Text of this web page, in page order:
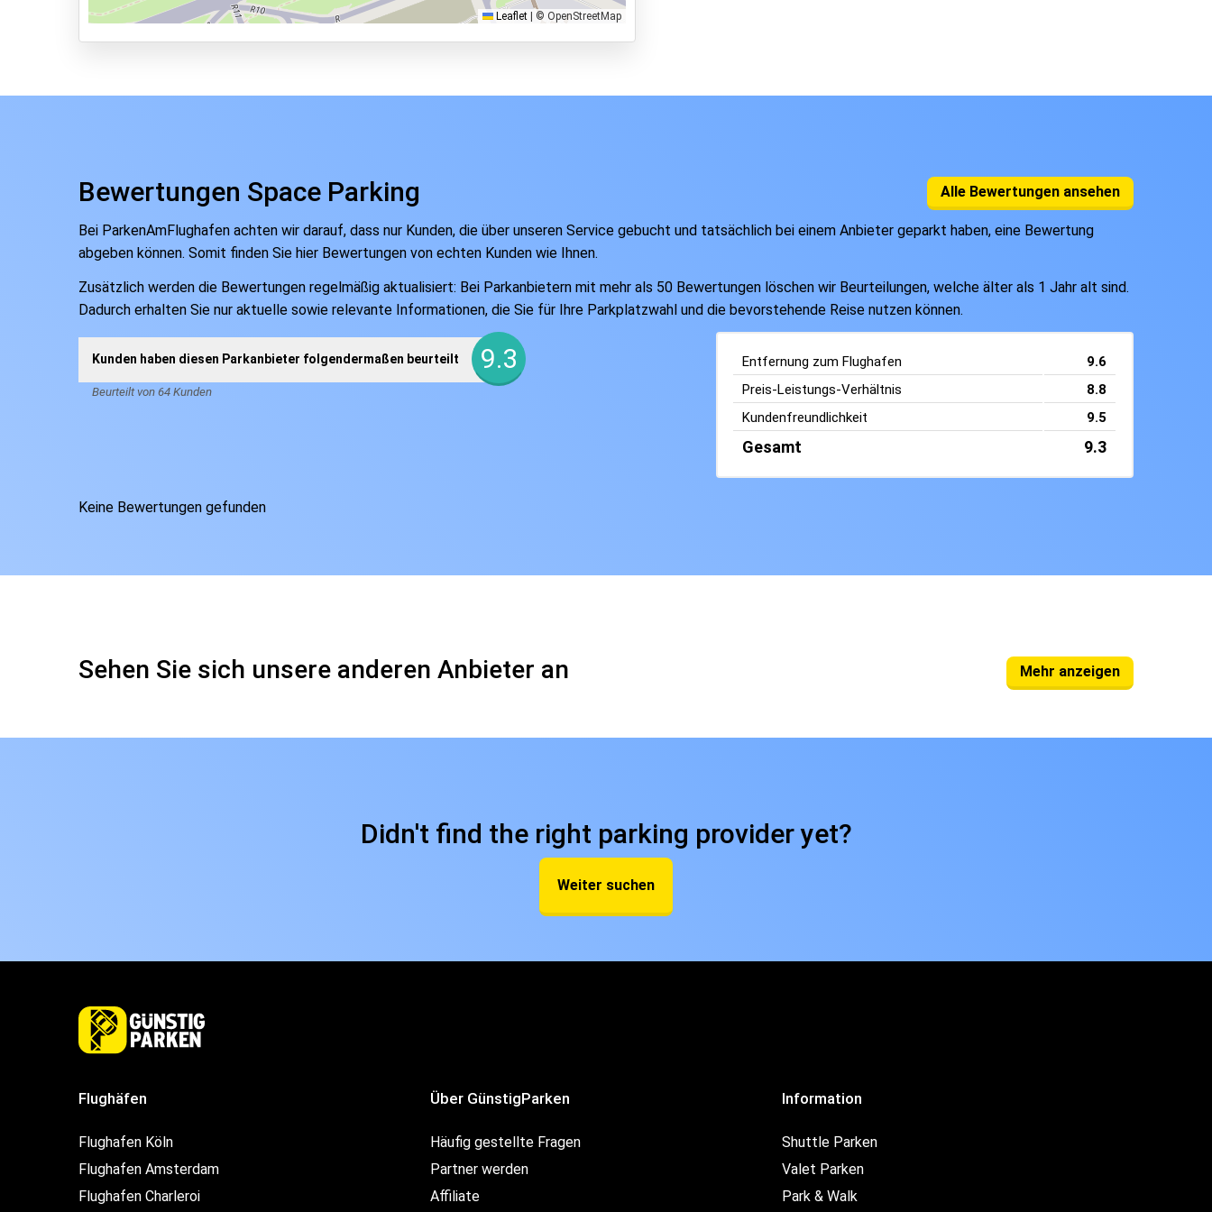
Leaflet © OpenStreetMap
Bewertungen Space Parking Alle Bewertungen ansehen
Bei ParkenAmFlughafen achten wir darauf, dass nur Kunden, die über unseren Service gebucht und tatsächlich bei einem Anbieter geparkt haben, eine Bewertung
abgeben können. Somit finden Sie hier Bewertungen von echten Kunden wie Ihnen.
Zusätzlich werden die Bewertungen regelmäßig aktualisiert: Bei Parkanbietern mit mehr als 50 Bewertungen löschen wir Beurteilungen, welche älter als 1 Jahr alt sind.
Dadurch erhalten Sie nur aktuelle sowie relevante Informationen, die Sie für Ihre Parkplatzwahl und die bevorstehende Reise nutzen können.
Kunden haben diesen Parkanbieter folgendermaßen beurteilt 9.3
Beurteilt von 64 Kunden
Entfernung zum Flughafen
9.6
Preis-Leistungs-Verhältnis
8.8
Kundenfreundlichkeit
9.5
Gesamt 9.3
Keine Bewertungen gefunden
Sehen Sie sich unsere anderen Anbieter an Mehr anzeigen
Didn't find the right parking provider yet?
Weiter suchen
Flughäfen
Flughafen Köln
Flughafen Amsterdam
Flughafen Charleroi
Über GünstigParken
Häufig gestellte Fragen
Partner werden
Affiliate
Information
Shuttle Parken
Valet Parken
Park & Walk